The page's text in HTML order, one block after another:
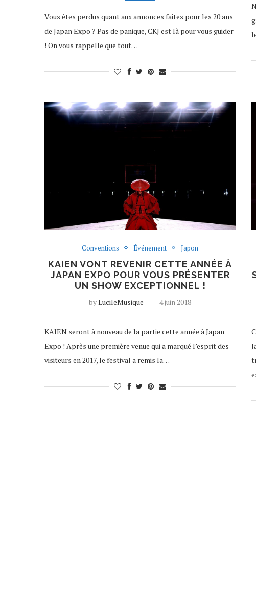
Vous êtes perdus quant aux annonces faites pour les 20 ans
de Japan Expo ? Pas de panique, CKJ est là pour vous guider
! On vous rappelle que tout…
Conventions Événement Japon
KAIEN VONT REVENIR CETTE ANNÉE À
JAPAN EXPO POUR VOUS PRÉSENTER
UN SHOW EXCEPTIONNEL !
byLucileMusique 4 juin 2018
KAIEN seront à nouveau de la partie cette année à Japan
Expo ! Après une première venue qui a marqué l’esprit des
visiteurs en 2017, le festival a remis la…